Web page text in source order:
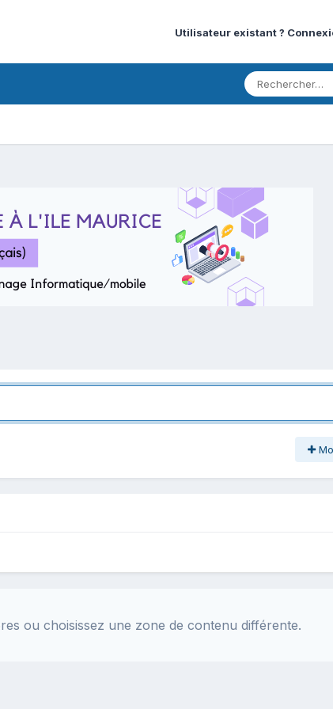
Utilisateur existant ?
ou choisissez une zone de contenu différente.